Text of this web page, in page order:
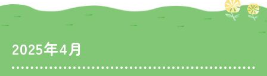
2025年4月